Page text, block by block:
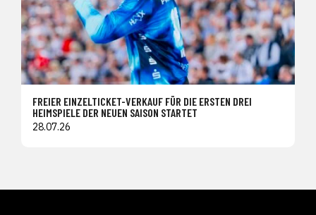
FREIER EINZELTICKET-VERKAUF FÜR DIE ERSTEN DREI
HEIMSPIELE DER NEUEN SAISON STARTET
28.07.26